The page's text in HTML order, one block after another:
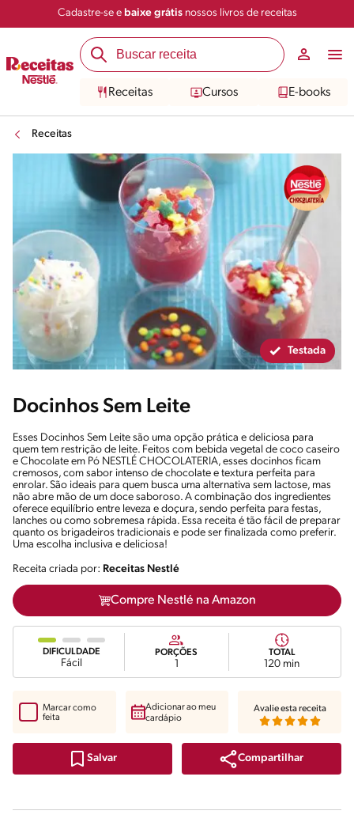
Cadastre-se e baixe grátisnossos livros de receitas
Receitas Cursos E-books
Receitas
Salvar Compartilhar
Testada
Docinhos Sem Leite
Esses Docinhos Sem Leite são uma opção prática e deliciosa para
quem tem restrição de leite. Feitos com bebida vegetal de coco caseiro
e Chocolate em Pó NESTLÉ CHOCOLATERIA, esses docinhos ficam
cremosos, com sabor intenso de chocolate e textura perfeita para
enrolar. São ideais para quem busca uma alternativa sem lactose, mas
não abre mão de um doce saboroso. A combinação dos ingredientes
oferece equilíbrio entre leveza e doçura, sendo perfeita para festas,
lanches ou como sobremesa rápida. Essa receita é tão fácil de preparar
quanto os brigadeiros tradicionais e pode ser finalizada como preferir.
Uma escolha inclusiva e deliciosa!
Receita criada por: Receitas Nestlé
Compre Nestlé na Amazon
DIFICULDADE
Fácil
PORÇÕES
1
TOTAL
120 min
Salvar Compartilhar
Marcar como
feita
Adicionar ao meu
cardápio
Avalie esta receita